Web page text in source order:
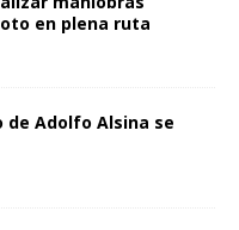
en plena ruta
de Adolfo Alsina se